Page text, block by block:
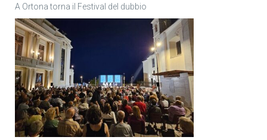
A Ortona torna il Festival del dubbio